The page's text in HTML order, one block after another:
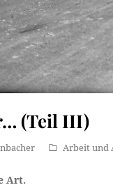
(Teil III)
Arbeit und
Art.